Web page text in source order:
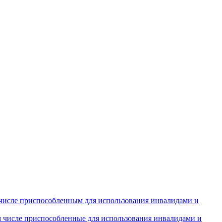
приспособленным для использования инвалидами и
приспособленные для использования инвалидами и